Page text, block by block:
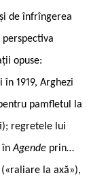
de înfrîngerea
opuse:
1919, Arghezi
pamfletul la
regretele lui
înAgende prin…
la axă»),